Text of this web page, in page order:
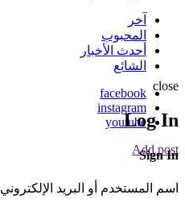
آخر
المحبوب
أحدث الأخبار
الشائع
facebook
instagram
youtube
Add post
close
Log In
Sign In
اسم المستخدم أو البريد الإلكتروني